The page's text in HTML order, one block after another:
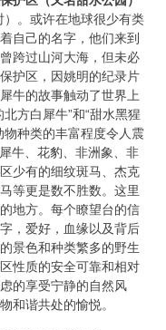
）。或许在地球很少有类
自己的名字，他们来到
跨过山河大海，但未必
护区，因姚明的纪录片
牛的故事触动了世界上
方白犀牛”和“甜水黑猩
物种类的丰富程度令人震
牛、花豹、非洲象、非
少有的细纹斑马、杰克
等更是数不胜数。这里
地方。每个瞭望台的信
，爱好，血缘以及背后
景色和种类繁多的野生
性质的安全可靠和相对
的享受宁静的自然风
和谐共处的愉悦。